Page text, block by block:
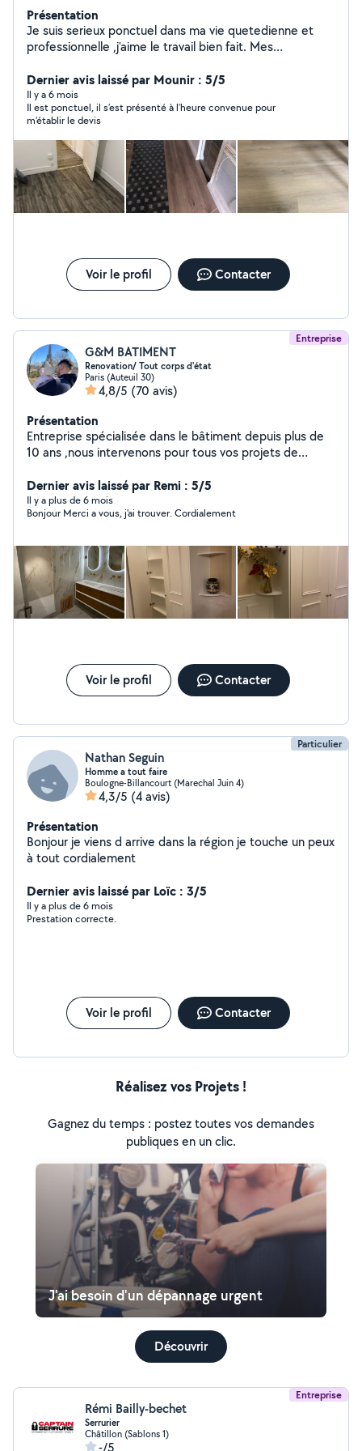
Présentation
Je suis serieux ponctuel dans ma vie quetedienne et
professionnelle ,j'aime le travail bien fait. Mes
Rénovation - dépannage. Peinture, papier peint.
Préparation , enduit, ponçage et peinture. Pose et
dépose du papier peint. Carrelage sol et mur. Pose de
parquet
Dernier avis laissé par Mounir : 5/5
Il y a 6 mois
Il est ponctuel, il s’est présenté à l’heure convenue pour
m’établir le devis
Voir le profil Contacter
Entreprise
G&M BATIMENT
Renovation/ Tout corps d'état
Paris (Auteuil 30)
4,8/5 (70 avis)
Présentation
Entreprise spécialisée dans le bâtiment depuis plus de
10 ans ,nous intervenons pour tous vos projets de
notre expertise et à notre équipe qualifiée, nous
garantissons des travaux de qualité, réalisés dans les
délais et adaptés à vos besoins
Dernier avis laissé par Remi : 5/5
Il y a plus de 6 mois
Bonjour Merci a vous, j'ai trouver. Cordialement
Voir le profil Contacter
Particulier
Nathan Seguin
Homme a tout faire
Boulogne-Billancourt (Marechal Juin 4)
4,3/5 (4 avis)
Présentation
Bonjour je viens d arrive dans la région je touche un peux
à tout cordialement
Dernier avis laissé par Loïc : 3/5
Il y a plus de 6 mois
Prestation correcte.
Voir le profil Contacter
Réalisez vos Projets !
Gagnez du temps : postez toutes vos demandes
publiques en un clic.
J'ai besoin d'un dépannage urgent
Découvrir
Entreprise
Rémi Bailly-bechet
Serrurier
Châtillon (Sablons 1)
-/5